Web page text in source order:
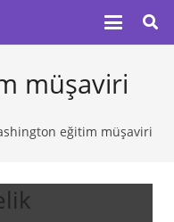
müşaviri
eğitim müşaviri